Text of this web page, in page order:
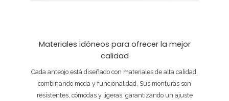
Materiales idóneos para ofrecer la mejor
calidad
Cada anteojo está diseñado con materiales de alta calidad,
combinando moda y funcionalidad. Sus monturas son
resistentes, cómodas y ligeras, garantizando un ajuste